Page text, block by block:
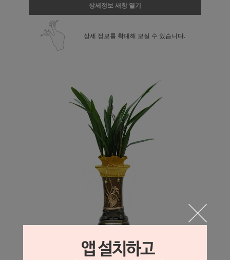
상세정보 새창 열기
상세 정보를 확대해 보실 수 있습니다.